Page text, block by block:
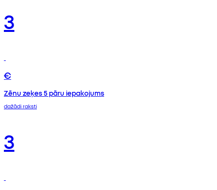
3
€
Zēnu zeķes 5 pāru iepakojums
dažādi raksti
3